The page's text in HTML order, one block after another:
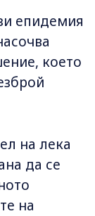
епидемия
което
на лека
да се
на